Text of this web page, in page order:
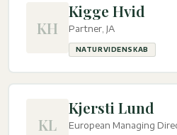
KH
Kigge Hvid
Partner, JA
NATURVIDENSKAB
KL
Kjersti Lund
European Managing